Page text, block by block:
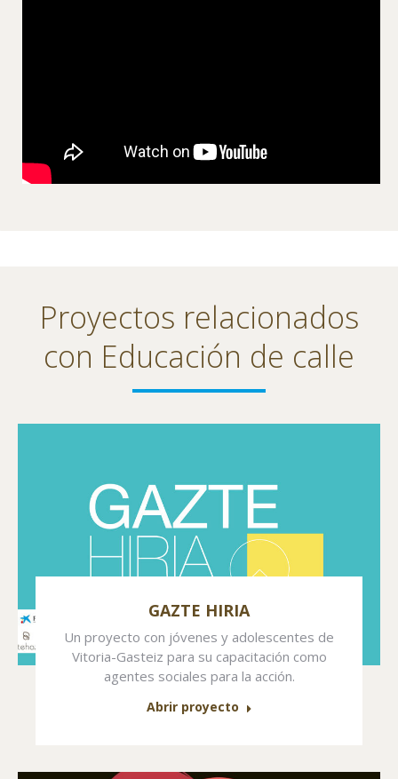
Proyectos relacionados
con Educación de calle
GAZTE HIRIA
Un proyecto con jóvenes y adolescentes de
Vitoria-Gasteiz para su capacitación como
agentes sociales para la acción.
Abrir proyecto